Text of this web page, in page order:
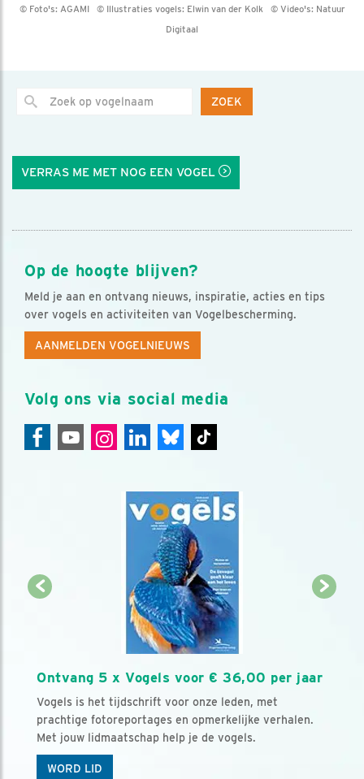
© Foto's: AGAMI© Illustraties vogels: Elwin van der Kolk © Video's: Natuur
Digitaal
ZOEK
VERRAS ME MET NOG EEN VOGEL
Op de hoogte blijven?
Meld je aan en ontvang nieuws, inspiratie, acties en tips
over vogels en activiteiten van Vogelbescherming.
AANMELDEN VOGELNIEUWS
Volg ons via social media
Ontvang 5 x Vogels voor € 36,00 per jaar
Vogels is het tijdschrift voor onze leden, met
prachtige fotoreportages en opmerkelijke verhalen.
Met jouw lidmaatschap help je de vogels.
WORD LID